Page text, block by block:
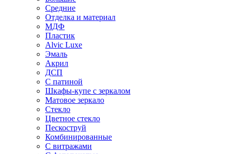
Средние
Отделка и материал
МДФ
Пластик
Alvic Luxe
Эмаль
Акрил
ДСП
С патиной
Шкафы-купе с зеркалом
Матовое зеркало
Стекло
Цветное стекло
Пескоструй
Комбинированные
С витражами